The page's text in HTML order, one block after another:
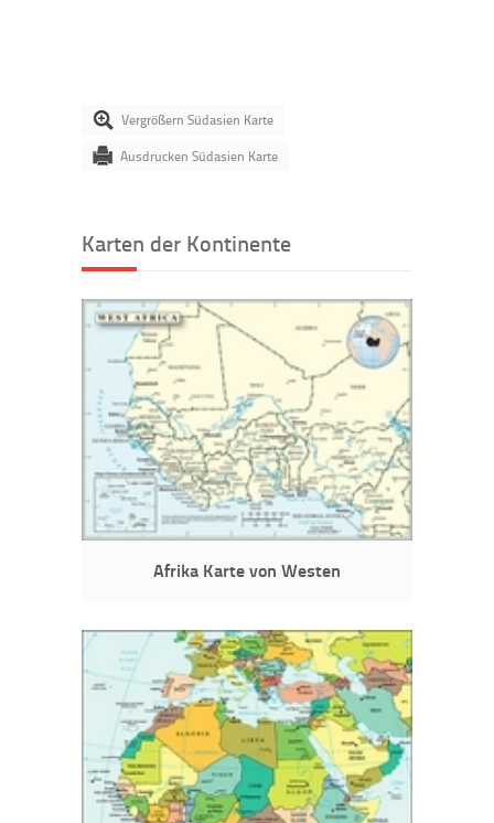
Vergrößern Südasien Karte
Ausdrucken Südasien Karte
Karten der Kontinente
Afrika Karte von Westen